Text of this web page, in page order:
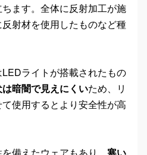
ます。全体に反射加工が施
射材を使用したものなど種
ライトが搭載されたもの
暗闇で見えにくいため、リ
使用するとより安全性が高